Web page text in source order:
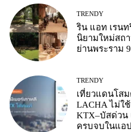
TRENDY
ริน แอท เรนท
นิยามใหม่สถ
ย่านพระราม 9
TRENDY
เที่ยวแดนโส
LACHA ไม่ใ
KTX–บัสด่วน
ครบจบในแอ